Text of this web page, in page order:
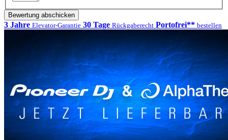
Bewertung abschicken
3 Jahre Elevator-Garantie 30 Tage Rückgaberecht Portofrei** bestellen